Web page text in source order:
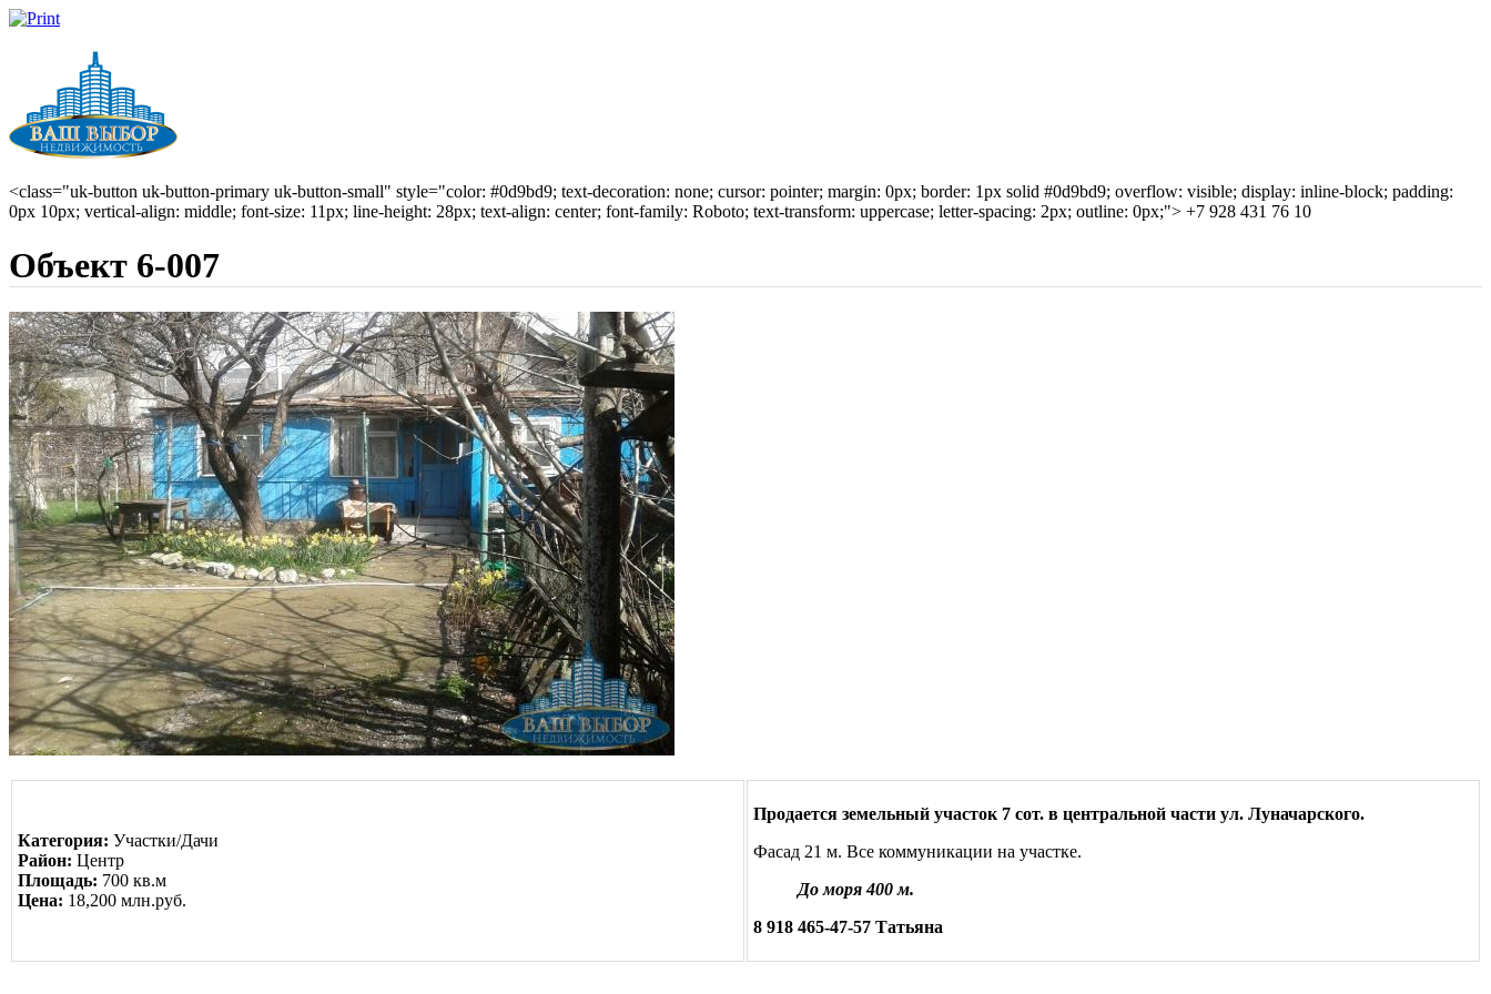
<class="uk-button uk-button-primary uk-button-small" style="color: #0d9bd9; text-decoration: none; cursor: pointer; margin: 0px; border: 1px solid #0d9bd9; overflow: visible; display: inline-block; padding:
0px 10px; vertical-align: middle; font-size: 11px; line-height: 28px; text-align: center; font-family: Roboto; text-transform: uppercase; letter-spacing: 2px; outline: 0px;"> +7 928 431 76 10
Объект 6-007
Категория: Участки/Дачи
Район: Центр
Площадь: 700 кв.м
Цена: 18,200 млн.руб.
Продается земельный участок 7 сот. в центральной части ул. Луначарского.
Фасад 21 м. Все коммуникации на участке.
До моря 400 м.
8 918 465-47-57 Татьяна